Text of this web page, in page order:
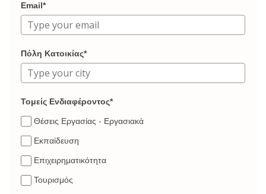
Email*
Πόλη Κατοικίας*
Τομείς Ενδιαφέροντος*
Θέσεις Εργασίας - Εργασιακά
Εκπαίδευση
Επιχειρηματικότητα
Τουρισμός